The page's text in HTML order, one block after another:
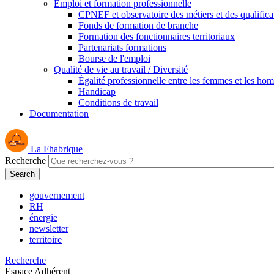
Emploi et formation professionnelle
CPNEF et observatoire des métiers et des
Fonds de formation de branche
Formation des fonctionnaires territoriaux
Partenariats formations
Bourse de l'emploi
Qualité de vie au travail / Diversité
Égalité professionnelle entre les femmes et les
Handicap
Conditions de travail
Documentation
La Fhabrique
Recherche
gouvernement
RH
énergie
newsletter
territoire
Recherche
Espace Adhérent